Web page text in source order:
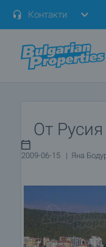
Контакти
От
2009-06-15 | Яна